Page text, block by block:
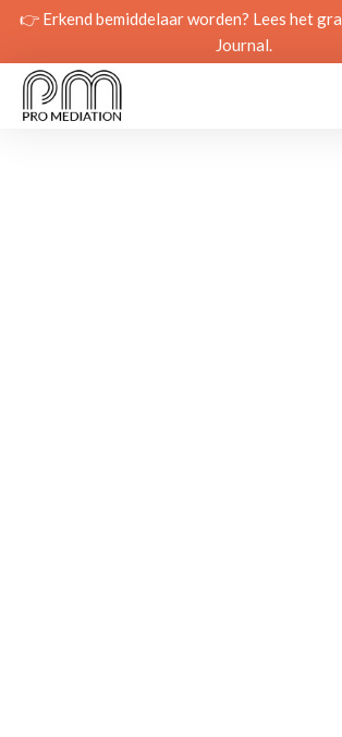
👉 Erkend bemiddelaar worden? Lees het
Journal.